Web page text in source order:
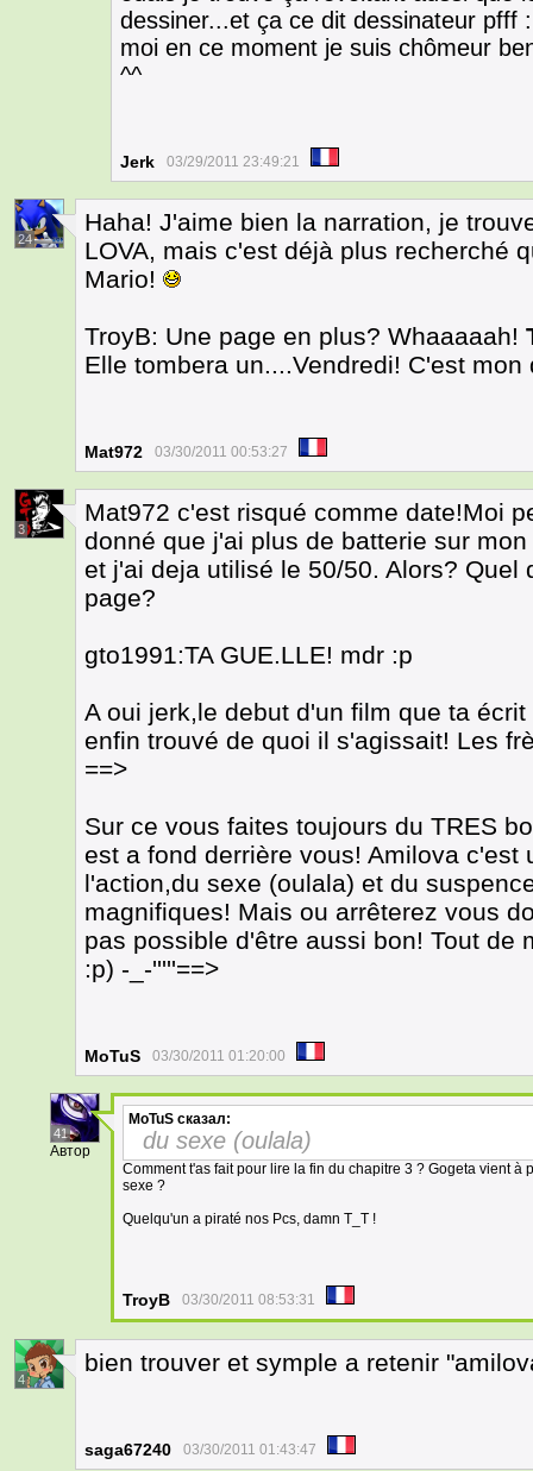
dessiner...et ça ce dit dessinateur pfff
moi en ce moment je suis chômeur
^^
Jerk 03/29/2011 23:49:21
24
Haha! J'aime bien la narration, je
LOVA, mais c'est déjà plus recherché
Mario!
TroyB: Une page en plus? Whaaaaah!
Elle tombera un....Vendredi! C'est mon
Mat972 03/30/2011 00:53:27
3
Mat972 c'est risqué comme date!Moi
donné que j'ai plus de batterie sur
et j'ai deja utilisé le 50/50. Alors?
page?
gto1991:TA GUE.LLE! mdr :p
A oui jerk,le debut d'un film que ta
enfin trouvé de quoi il s'agissait! Les
==>
Sur ce vous faites toujours du TRES
est a fond derrière vous! Amilova
l'action,du sexe (oulala) et du
magnifiques! Mais ou arrêterez vous
pas possible d'être aussi bon! Tout de
:p) -_-'''''==>
MoTuS 03/30/2011 01:20:00
41
Автор
MoTuS сказал:
du sexe (oulala)
Comment t'as fait pour lire la fin du chapitre 3 ? Gogeta vient
sexe ?
Quelqu'un a piraté nos Pcs, damn T_T !
TroyB 03/30/2011 08:53:31
4
bien trouver et symple a retenir
saga67240 03/30/2011 01:43:47